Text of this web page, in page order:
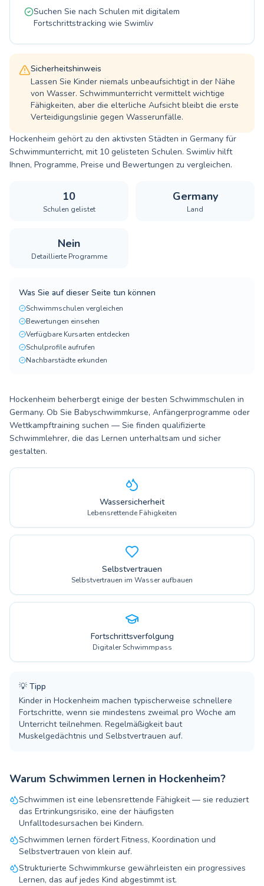
Suchen Sie nach Schulen mit digitalem
Fortschrittstracking wie Swimliv
Sicherheitshinweis
Lassen Sie Kinder niemals unbeaufsichtigt in der Nähe
von Wasser. Schwimmunterricht vermittelt wichtige
Fähigkeiten, aber die elterliche Aufsicht bleibt die erste
Verteidigungslinie gegen Wasserunfälle.
Hockenheim gehört zu den aktivsten Städten in Germany für
Schwimmunterricht, mit 10 gelisteten Schulen. Swimliv hilft
Ihnen, Programme, Preise und Bewertungen zu vergleichen.
10
Schulen gelistet
Germany
Land
Nein
Detaillierte Programme
Was Sie auf dieser Seite tun können
Schwimmschulen vergleichen
Bewertungen einsehen
Verfügbare Kursarten entdecken
Schulprofile aufrufen
Nachbarstädte erkunden
Hockenheim beherbergt einige der besten Schwimmschulen in
Germany. Ob Sie Babyschwimmkurse, Anfängerprogramme oder
Wettkampftraining suchen — Sie finden qualifizierte
Schwimmlehrer, die das Lernen unterhaltsam und sicher
gestalten.
Wassersicherheit
Lebensrettende Fähigkeiten
Selbstvertrauen
Selbstvertrauen im Wasser aufbauen
Fortschrittsverfolgung
Digitaler Schwimmpass
💡 Tipp
Kinder in Hockenheim machen typischerweise schnellere
Fortschritte, wenn sie mindestens zweimal pro Woche am
Unterricht teilnehmen. Regelmäßigkeit baut
Muskelgedächtnis und Selbstvertrauen auf.
Warum Schwimmen lernen in Hockenheim?
Schwimmen ist eine lebensrettende Fähigkeit — sie reduziert
das Ertrinkungsrisiko, eine der häufigsten
Unfalltodesursachen bei Kindern.
Schwimmen lernen fördert Fitness, Koordination und
Selbstvertrauen von klein auf.
Strukturierte Schwimmkurse gewährleisten ein progressives
Lernen, das auf jedes Kind abgestimmt ist.